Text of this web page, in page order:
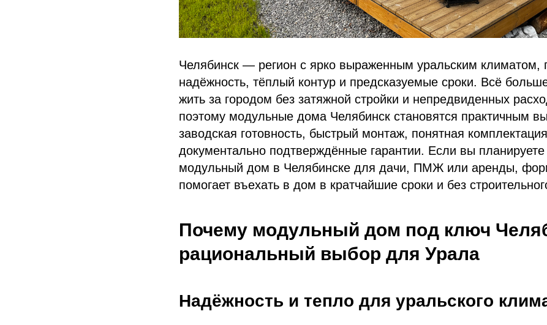
Челябинск — регион с ярко выраженным уральским климатом,
надёжность, тёплый контур и предсказуемые сроки. Всё
жить за городом без затяжной стройки и непредвиденных
поэтому модульные дома Челябинск становятся практичным
заводская готовность, быстрый монтаж, понятная
документально подтверждённые гарантии. Если вы планируете
модульный дом в Челябинске для дачи, ПМЖ или аренды,
помогает въехать в дом в кратчайшие сроки и без
Почему модульный дом под ключ
рациональный выбор для Урала
Надёжность и тепло для уральского